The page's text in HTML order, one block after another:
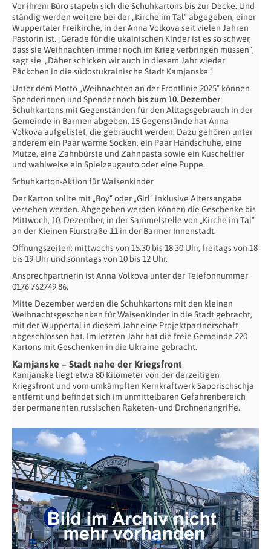
Vor ihrem Büro stapeln sich die Schuhkartons bis zur Decke. Und
ständig werden weitere bei der „Kirche im Tal“ abgegeben, einer
Wuppertaler Freikirche, in der Anna Volkova seit vielen Jahren
Pastorin ist. „Gerade für die ukainischen Kinder ist es so schwer,
dass sie Weihnachten immer noch im Krieg verbringen müssen“,
sagt sie. „Daher schicken wir auch in diesem Jahr wieder
Päckchen in die südostukrainische Stadt Kamjanske.“
Unter dem Motto „Weihnachten an der Frontlinie 2025“ können
Spenderinnen und Spender noch bis zum 10. Dezember
Schuhkartons mit Gegenständen für den Alltagsgebrauch in der
Gemeinde in Barmen abgeben. 15 Gegenstände hat Anna
Volkova aufgelistet, die gebraucht werden. Dazu gehören unter
anderem ein Paar warme Socken, ein Paar Handschuhe, eine
Mütze, eine Zahnbürste und Zahnpasta sowie ein Kuscheltier
und wahlweise ein Spielzeugauto oder eine Puppe.
Schuhkarton-Aktion für Waisenkinder
Der Karton sollte mit „Boy“ oder „Girl“ inklusive Altersangabe
versehen werden. Abgegeben werden können die Geschenke bis
Mittwoch, 10. Dezember, in der Sammelstelle von „Kirche im Tal“
an der Kleinen Flurstraße 11 in der Barmer Innenstadt.
Öffnungszeiten: mittwochs von 15.30 bis 18.30 Uhr, freitags von 18
bis 19 Uhr und sonntags von 10 bis 12 Uhr.
Ansprechpartnerin ist Anna Volkova unter der Telefonnummer
0176 762749 86.
Mitte Dezember werden die Schuhkartons mit den kleinen
Weihnachtsgeschenken für Waisenkinder in die Stadt gebracht,
mit der Wuppertal in diesem Jahr eine Projektpartnerschaft
abgeschlossen hat. Im letzten Jahr hat die freie Gemeinde 220
Kartons mit Geschenken in die Ukraine gebracht.
Kamjanske – Stadt nahe der Kriegsfront
Kamjanske liegt etwa 80 Kilometer von der derzeitigen
Kriegsfront und vom umkämpften Kernkraftwerk Saporischschja
entfernt und befindet sich im unmittelbaren Gefahrenbereich
der permanenten russischen Raketen- und Drohnenangriffe.